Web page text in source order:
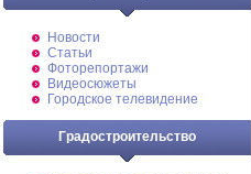
Новости
Статьи
Фоторепортажи
Видеосюжеты
Городское телевидение
Градостроительство